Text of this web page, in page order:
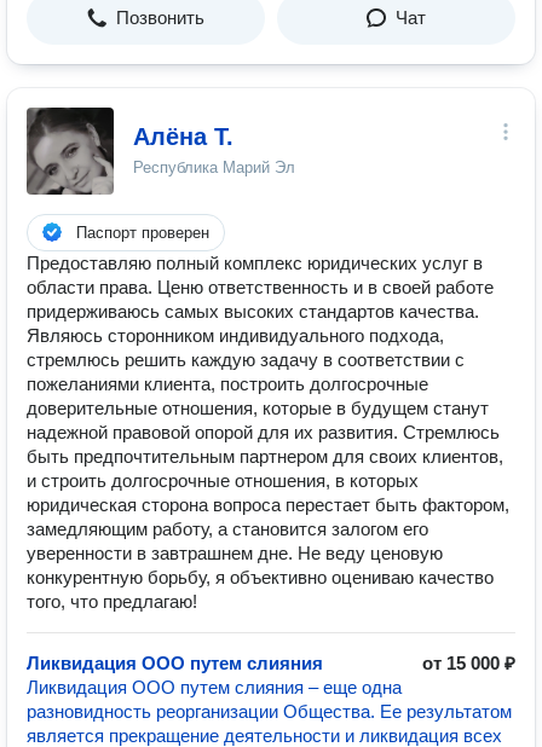
Позвонить Чат
Алёна Т.
Республика Марий Эл
Паспорт проверен
Предоставляю полный комплекс юридических услуг в
области права. Ценю ответственность и в своей работе
придерживаюсь самых высоких стандартов качества.
Являюсь сторонником индивидуального подхода,
стремлюсь решить каждую задачу в соответствии с
пожеланиями клиента, построить долгосрочные
доверительные отношения, которые в будущем станут
надежной правовой опорой для их развития. Стремлюсь
быть предпочтительным партнером для своих клиентов,
и строить долгосрочные отношения, в которых
юридическая сторона вопроса перестает быть фактором,
замедляющим работу, а становится залогом его
уверенности в завтрашнем дне. Не веду ценовую
конкурентную борьбу, я объективно оцениваю качество
того, что предлагаю!
Ликвидация ООО путем слияния
от 15 000 ₽
Ликвидация ООО путем слияния – еще одна
разновидность реорганизации Общества. Ее результатом
является прекращение деятельности и ликвидация всех